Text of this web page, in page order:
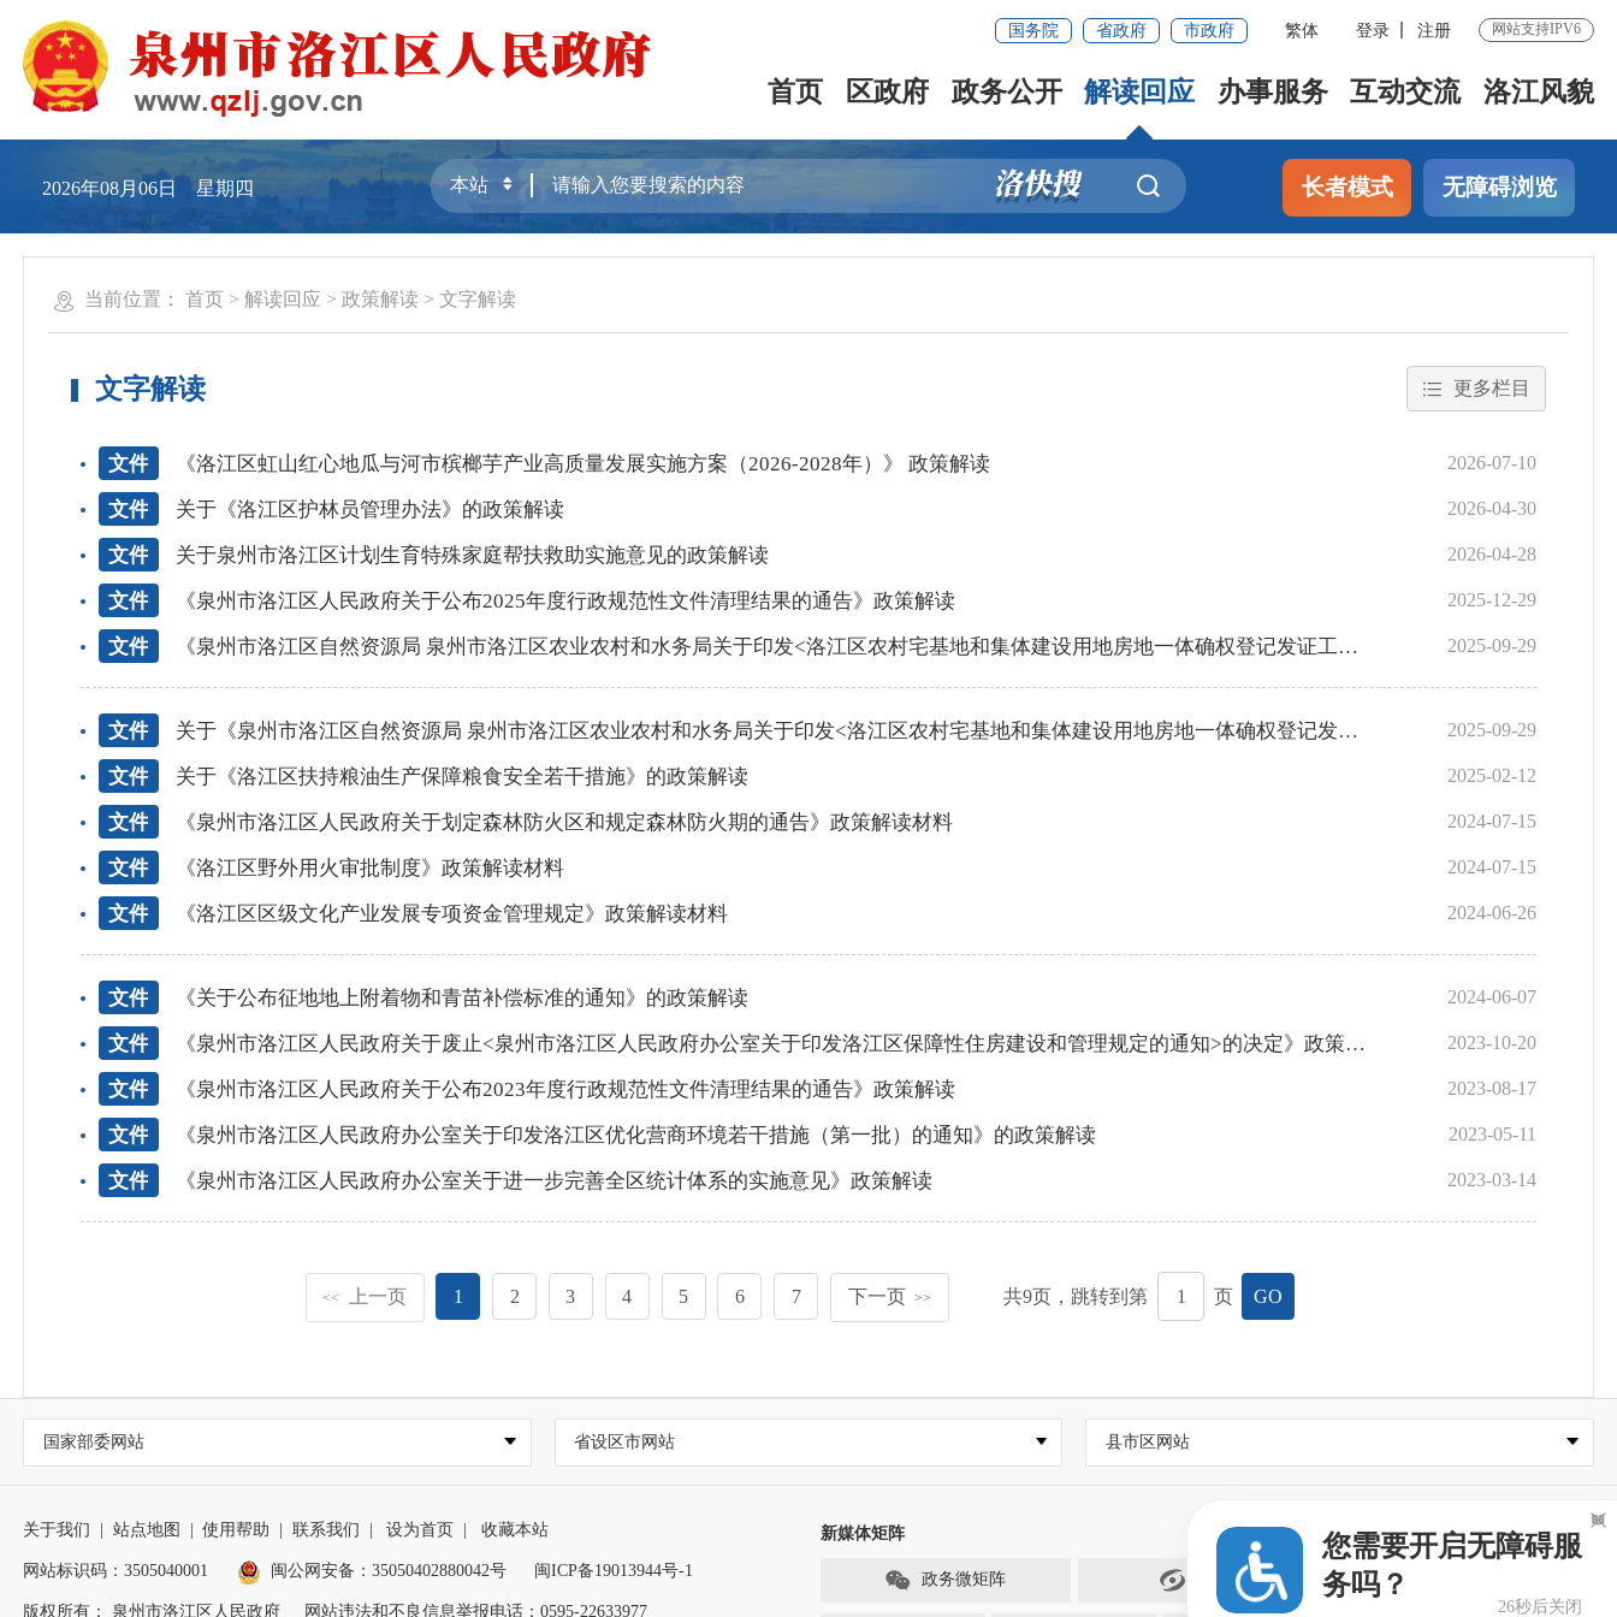
国务院 省政府 市政府 繁体 登录 注册 网站支持IPV6
首页 区政府 政务公开 解读回应 办事服务 互动交流 洛江风貌
2026年08月06日 星期四 长者模式 无障碍浏览
当前位置： 首页 >解读回应 >政策解读 >文字解读
文字解读 更多栏目
文件 《洛江区虹山红心地瓜与河市槟榔芋产业高质量发展实施方案（2026-2028年）》 政策解读 2026-07-10
文件 关于《洛江区护林员管理办法》的政策解读 2026-04-30
文件 关于泉州市洛江区计划生育特殊家庭帮扶救助实施意见的政策解读 2026-04-28
文件 《泉州市洛江区人民政府关于公布2025年度行政规范性文件清理结果的通告》政策解读 2025-12-29
文件 《泉州市洛江区自然资源局 泉州市洛江区农业农村和水务局关于印发<洛江区农村宅基地和集体建设用地房地一体确权登记发证工作实施方案>的通知》（泉洛资规〔2025〕1号）政策解读（问答版） 2025-09-29
文件 关于《泉州市洛江区自然资源局 泉州市洛江区农业农村和水务局关于印发<洛江区农村宅基地和集体建设用地房地一体确权登记发证工作实施方案>的通知》的政策解读 2025-09-29
文件 关于《洛江区扶持粮油生产保障粮食安全若干措施》的政策解读 2025-02-12
文件 《泉州市洛江区人民政府关于划定森林防火区和规定森林防火期的通告》政策解读材料 2024-07-15
文件 《洛江区野外用火审批制度》政策解读材料 2024-07-15
文件 《洛江区区级文化产业发展专项资金管理规定》政策解读材料 2024-06-26
文件 《关于公布征地地上附着物和青苗补偿标准的通知》的政策解读 2024-06-07
文件 《泉州市洛江区人民政府关于废止<泉州市洛江区人民政府办公室关于印发洛江区保障性住房建设和管理规定的通知>的决定》政策解读 2023-10-20
文件 《泉州市洛江区人民政府关于公布2023年度行政规范性文件清理结果的通告》政策解读 2023-08-17
文件 《泉州市洛江区人民政府办公室关于印发洛江区优化营商环境若干措施（第一批）的通知》的政策解读 2023-05-11
文件 《泉州市洛江区人民政府办公室关于进一步完善全区统计体系的实施意见》政策解读 2023-03-14
<< 上一页 1 2 3 4 5 6 7 下一页 >> 共9页，跳转到第 页 GO
国家部委网站 省设区市网站 县市区网站
关于我们 站点地图 使用帮助 联系我们 设为首页 收藏本站
网站标识码：3505040001 闽公网安备：35050402880042号 闽ICP备19013944号-1
版权所有： 泉州市洛江区人民政府 网站违法和不良信息举报电话：0595-22633977
新媒体矩阵
政务微矩阵 闽政通
您需要开启无障碍服
务吗？
26秒后关闭
